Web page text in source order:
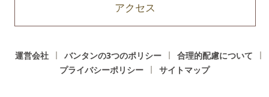
アクセス
運営会社 バンタンの3つのポリシー
合理的配慮について
プライバシーポリシー
サイトマップ